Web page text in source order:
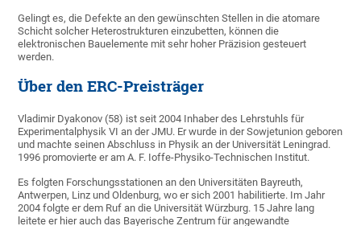
Gelingt es, die Defekte an den gewünschten Stellen in die atomare
Schicht solcher Heterostrukturen einzubetten, können die
elektronischen Bauelemente mit sehr hoher Präzision gesteuert
werden.
Über den ERC-Preisträger
Vladimir Dyakonov (58) ist seit 2004 Inhaber des Lehrstuhls für
Experimentalphysik VI an der JMU. Er wurde in der Sowjetunion geboren
und machte seinen Abschluss in Physik an der Universität Leningrad.
1996 promovierte er am A. F. Ioffe-Physiko-Technischen Institut.
Es folgten Forschungsstationen an den Universitäten Bayreuth,
Antwerpen, Linz und Oldenburg, wo er sich 2001 habilitierte. Im Jahr
2004 folgte er dem Ruf an die Universität Würzburg. 15 Jahre lang
leitete er hier auch das Bayerische Zentrum für angewandte